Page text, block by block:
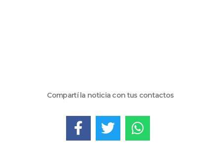
Compartí la noticia con tus contactos